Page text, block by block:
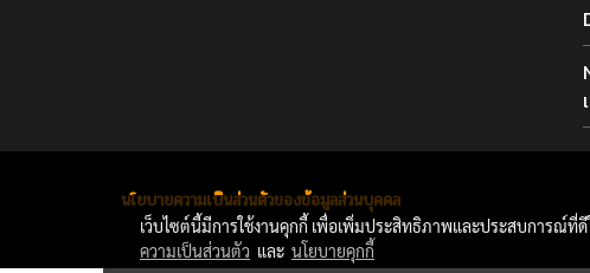
นโยบายความเป็นส่วนตัวของข้อมูลส่วนบุคคล
เว็บไซต์นี้มีการใช้งานคุกกี้ เพื่อเพิ่มประสิทธิภาพและประสบการณ์ที่
ความเป็นส่วนตัว และ นโยบายคุกกี้